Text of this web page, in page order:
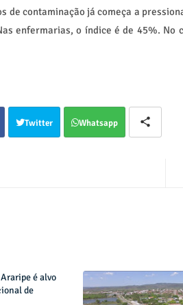
de contaminação já começa a
enfermarias, o índice é de 45%.
Twitter Whatsapp